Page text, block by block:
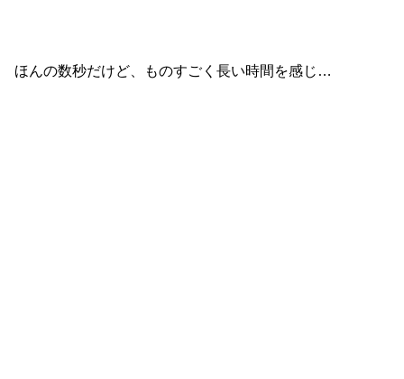
ほんの数秒だけど、ものすごく長い時間を感じ…